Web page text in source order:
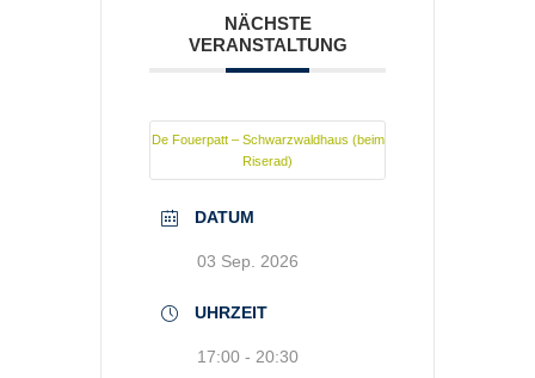
NÄCHSTE
VERANSTALTUNG
De Fouerpatt – Schwarzwaldhaus (beim
Riserad)
DATUM
03 Sep. 2026
UHRZEIT
17:00 - 20:30